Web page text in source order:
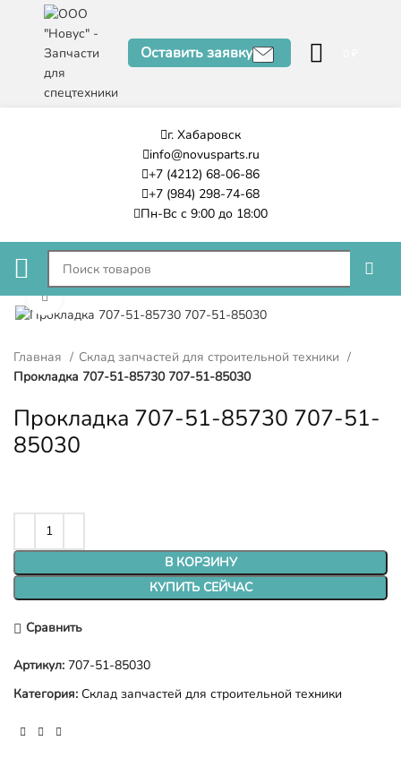
Оставить заявку
г. Хабаровск
info@novusparts.ru
+7 (4212) 68-06-86
+7 (984) 298-74-68
Пн-Вс с 9:00 до 18:00
Нажмите, чтобы увеличить
Главная
Склад запчастей для строительной техники
Прокладка 707-51-85730 707-51-85030
Прокладка 707-51-85730 707-51-
85030
В КОРЗИНУ
КУПИТЬ СЕЙЧАС
Сравнить
Артикул: 707-51-85030
Категория: Склад запчастей для строительной техники